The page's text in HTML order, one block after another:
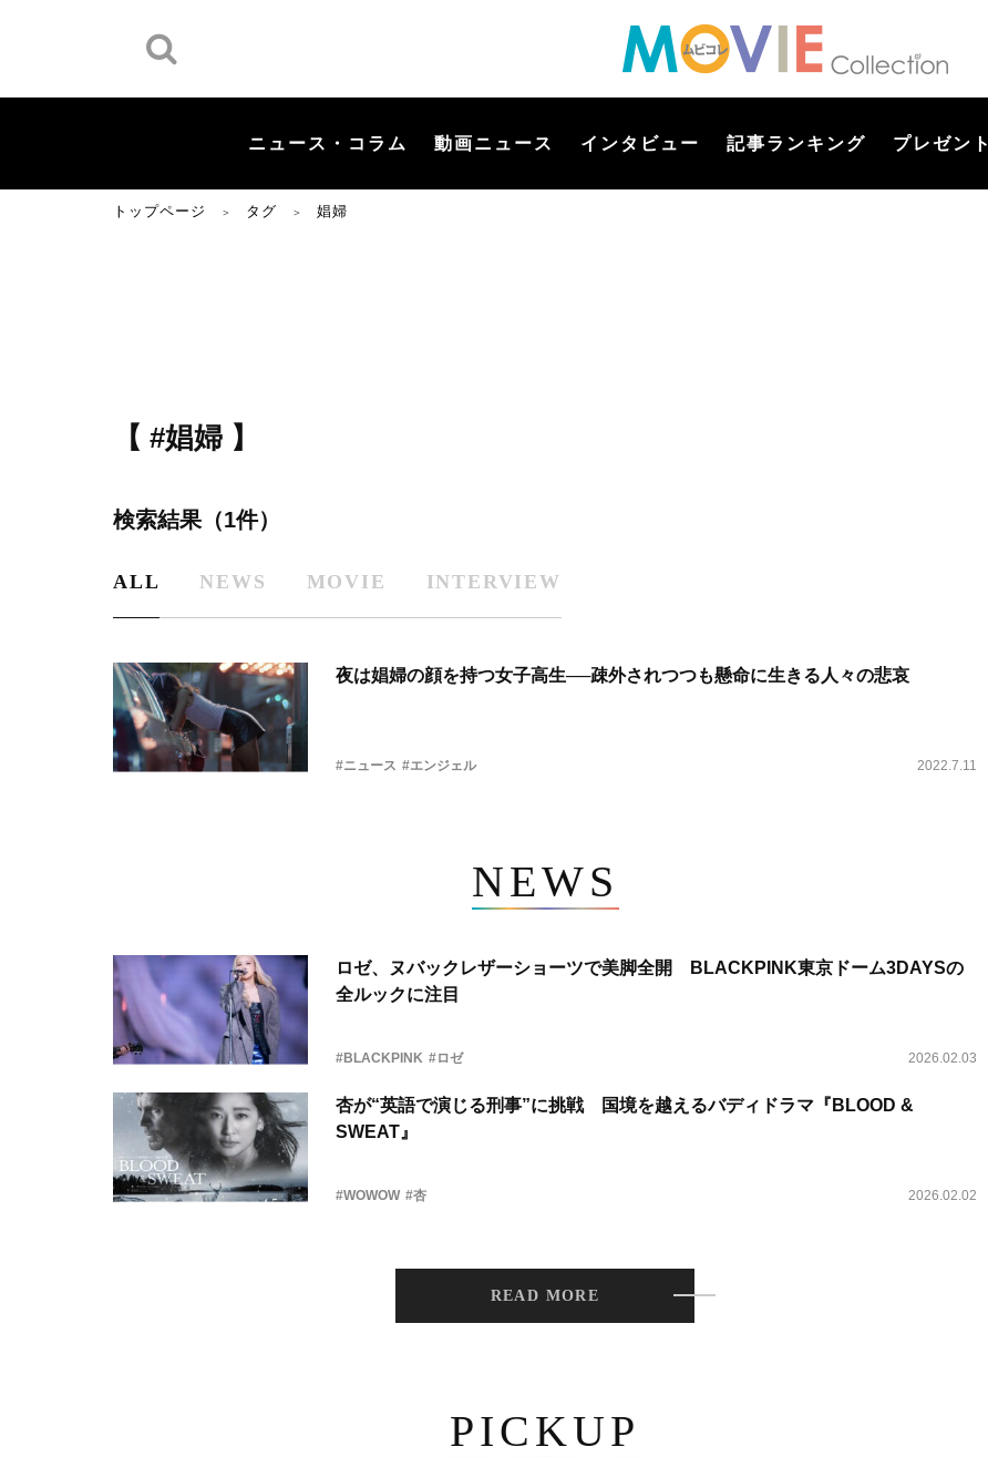
ニュース・コラム 動画ニュース インタビュー 記事ランキング プレゼント
トップページ ＞ タグ ＞ 娼婦
【 #娼婦 】
検索結果（1件）
ALL NEWS MOVIE INTERVIEW
夜は娼婦の顔を持つ女子高生──疎外されつつも懸命に生きる人々の悲哀
#ニュース #エンジェル 2022.7.11
NEWS
ロゼ、ヌバックレザーショーツで美脚全開 BLACKPINK東京ドーム3DAYSの
全ルックに注目
#BLACKPINK #ロゼ 2026.02.03
杏が“英語で演じる刑事”に挑戦 国境を越えるバディドラマ『BLOOD &
SWEAT』
#WOWOW #杏 2026.02.02
READ MORE
PICKUP